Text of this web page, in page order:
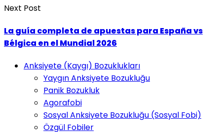
Next Post
La guía completa de apuestas para España vs
Bélgica en el Mundial 2026
Anksiyete (Kaygı) Bozuklukları
Yaygın Anksiyete Bozukluğu
Panik Bozukluk
Agorafobi
Sosyal Anksiyete Bozukluğu (Sosyal Fobi)
Özgül Fobiler